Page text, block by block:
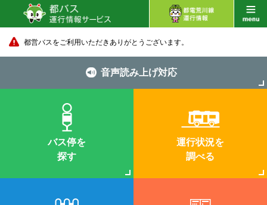
都営バスをご利用いただきありがとうございます。
音声読み上げ対応
バス停を
探す
運行状況を
調べる